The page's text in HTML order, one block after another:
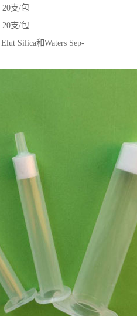
20支/包
20支/包
Silica和Waters Sep-